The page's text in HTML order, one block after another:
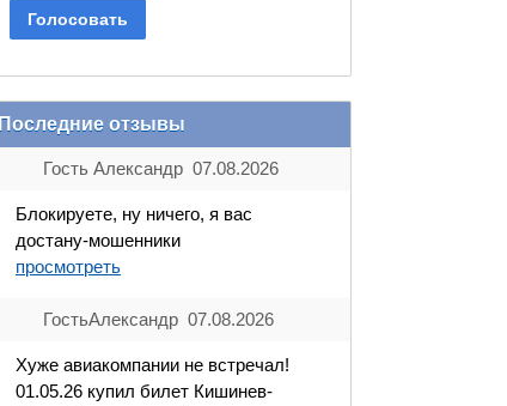
Последние отзывы
Гость Александр 07.08.2026
Блокируете, ну ничего, я вас
достану-мошенники
просмотреть
ГостьАлександр 07.08.2026
Хуже авиакомпании не встречал!
01.05.26 купил билет Кишинев-